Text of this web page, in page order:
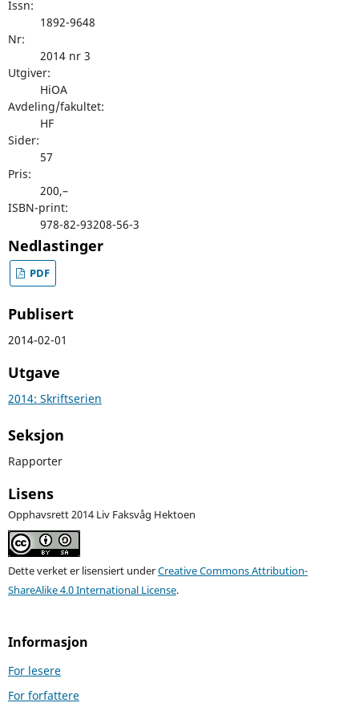
Issn:
1892-9648
Nr:
2014 nr 3
Utgiver:
HiOA
Avdeling/fakultet:
HF
Sider:
57
Pris:
200,–
ISBN-print:
978-82-93208-56-3
Nedlastinger
PDF
Publisert
2014-02-01
Utgave
2014: Skriftserien
Seksjon
Rapporter
Lisens
Opphavsrett 2014 Liv Faksvåg Hektoen
Dette verket er lisensiert underCreative Commons Attribution-
ShareAlike 4.0 International License.
Informasjon
For lesere
For forfattere